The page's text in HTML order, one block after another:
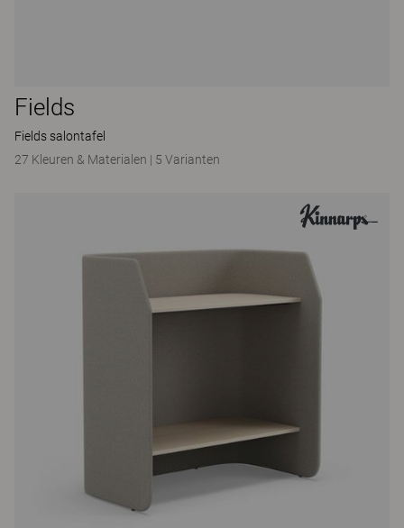
Fields
Fields salontafel
27 Kleuren & Materialen | 5 Varianten